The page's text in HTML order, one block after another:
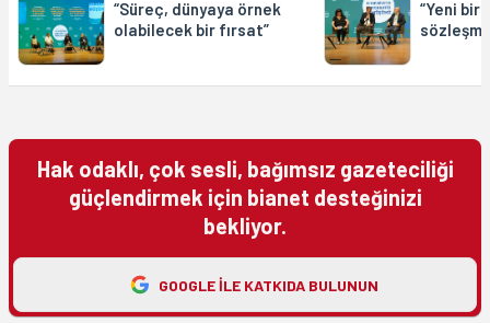
“Süreç, dünyaya örnek
olabilecek bir fırsat”
“Yeni bir
Hak odaklı, çok sesli, bağımsız gazeteciliği
güçlendirmek için bianet desteğinizi
bekliyor.
GOOGLE ILE KATKIDA BULUNUN